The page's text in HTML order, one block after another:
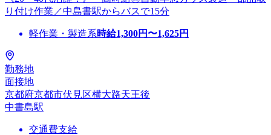
り付け作業／中島書駅からバスで15分
軽作業・製造系時給1,300円〜1,625円
勤務地
面接地
京都府京都市伏見区横大路天王後
中書島駅
交通費支給